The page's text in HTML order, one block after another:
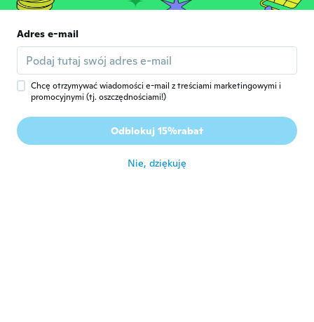
G Giselda
Rok dołączenia 2020 · 3 opinie
około 5 roku temu
S Suzana
Rok dołączenia 2019 · 4 opinie
Adres e-mail
Chcę otrzymywać wiadomości e-mail z treściami marketingowymi i
promocyjnymi (tj. oszczędnościami!)
Odblokuj 15%rabat
Nie, dziękuję